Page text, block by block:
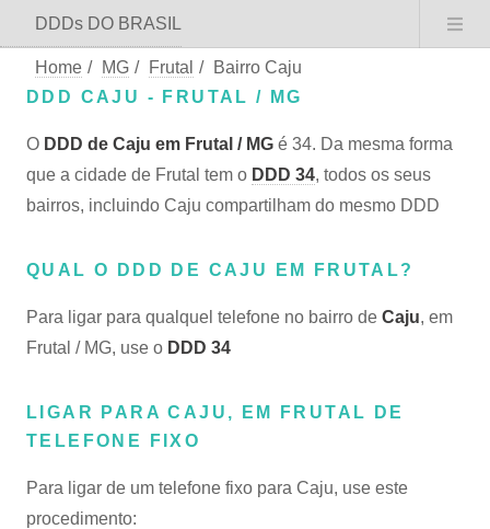
DDDs DO BRASIL
Home / MG / Frutal /
Bairro Caju
DDD CAJU - FRUTAL / MG
O DDD de Caju em Frutal / MG é 34. Da mesma forma
que a cidade de Frutal tem o DDD 34, todos os seus
bairros, incluindo Caju compartilham do mesmo DDD
QUAL O DDD DE CAJU EM FRUTAL?
Para ligar para qualquel telefone no bairro de Caju, em
Frutal / MG, use o DDD 34
LIGAR PARA CAJU, EM FRUTAL DE
TELEFONE FIXO
Para ligar de um telefone fixo para Caju, use este
procedimento: